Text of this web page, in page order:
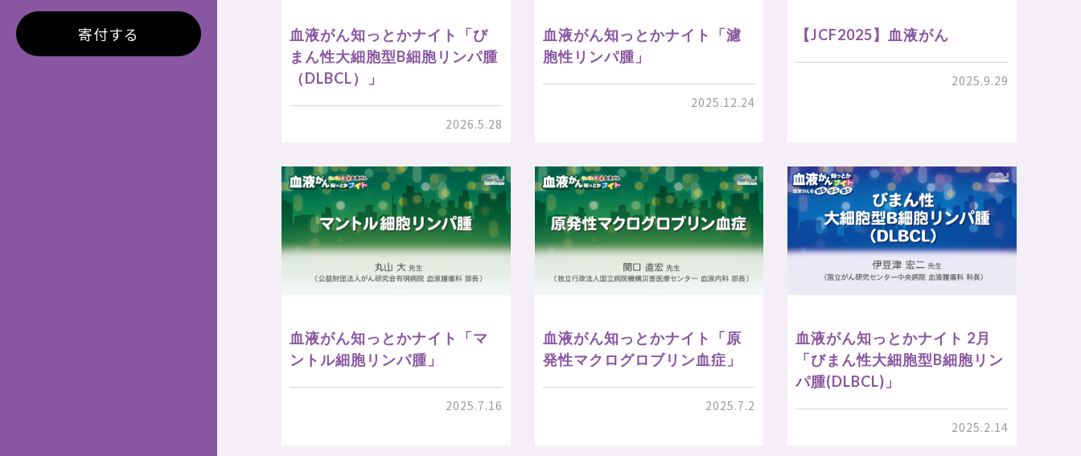
寄付する
血液がん知っとかナイト「び
まん性大細胞型B細胞リンパ腫
（DLBCL）」
2026.5.28
血液がん知っとかナイト「濾
胞性リンパ腫」
2025.12.24
【JCF2025】血液がん
2025.9.29
血液がん知っとかナイト「マ
ントル細胞リンパ腫」
2025.7.16
血液がん知っとかナイト「原
発性マクログロブリン血症」
2025.7.2
血液がん知っとかナイト 2月
「びまん性大細胞型B細胞リン
パ腫(DLBCL)」
2025.2.14